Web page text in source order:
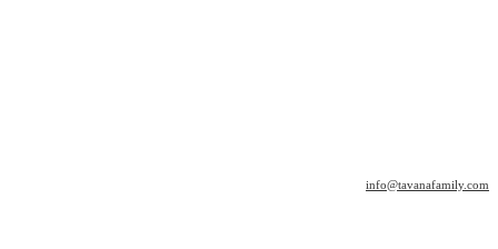
info@tavanafamily.com